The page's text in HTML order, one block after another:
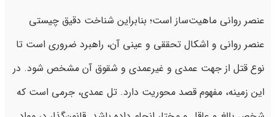
عنصر روانی ماهیت‌ساز است؛ بنابراین شناخت دقیق چیستی
عنصر روانی و اشکال تحققی و عینی آن، راهبرد ضروری است تا
نوع قتل از جهت عمدی و غیرعمدی و شقوق آن مشخص شود. در
این زمینه، مفهوم قصد محوریت دارد. تل عمدی، جرمی است که